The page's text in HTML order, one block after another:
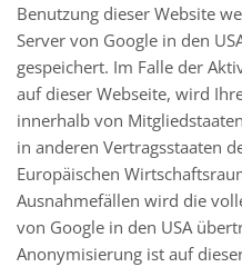
Benutzung dieser Website
Server von Google in den
gespeichert. Im Falle der
auf dieser Webseite, wird
innerhalb von
in anderen Vertragsstaaten
Europäischen
Ausnahmefällen wird die
von Google in den USA
Anonymisierung ist auf